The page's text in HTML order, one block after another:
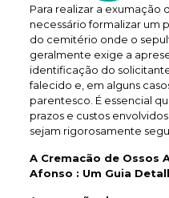
Para realizar a exumação
necessário formalizar um
do cemitério onde o
geralmente exige a
identificação do
falecido e, em alguns
parentesco. É essencial
prazos e custos
sejam rigorosamente
A Cremacão de Ossos
Afonso : Um Guia